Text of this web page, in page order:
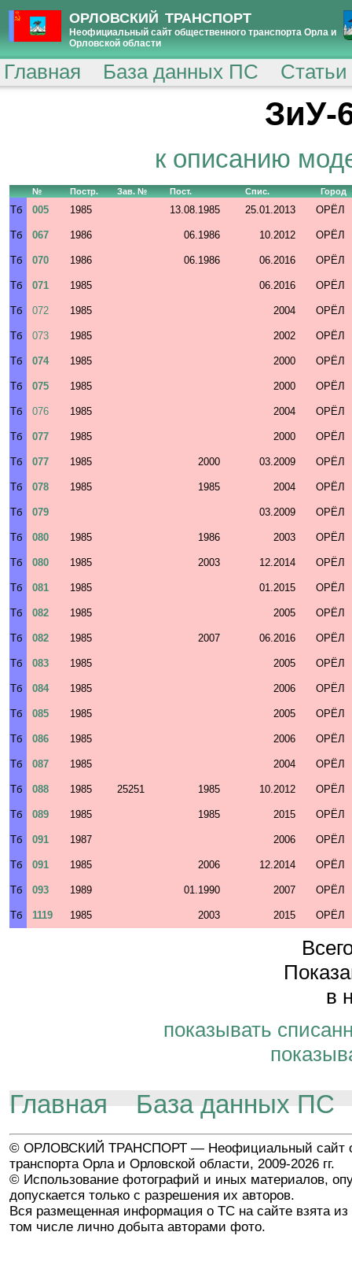
ОРЛОВСКИЙ ТРАНСПОРТ
Неофициальный сайт общественного транспорта Орла и
Орловской области
Главная База данных ПС
ЗиУ-
к описанию
№ Постр. Зав. № Пост. Спис. Город
Тб 005 1985 13.08.1985 25.01.2013 ОРЁЛ
Тб 067 1986 06.1986 10.2012 ОРЁЛ
Тб 070 1986 06.1986 06.2016 ОРЁЛ
Тб 071 1985 06.2016 ОРЁЛ
Тб 072 1985 2004 ОРЁЛ
Тб 073 1985 2002 ОРЁЛ
Тб 074 1985 2000 ОРЁЛ
Тб 075 1985 2000 ОРЁЛ
Тб 076 1985 2004 ОРЁЛ
Тб 077 1985 2000 ОРЁЛ
Тб 077 1985 2000 03.2009 ОРЁЛ
Тб 078 1985 1985 2004 ОРЁЛ
Тб 079 03.2009 ОРЁЛ
Тб 080 1985 1986 2003 ОРЁЛ
Тб 080 1985 2003 12.2014 ОРЁЛ
Тб 081 1985 01.2015 ОРЁЛ
Тб 082 1985 2005 ОРЁЛ
Тб 082 1985 2007 06.2016 ОРЁЛ
Тб 083 1985 2005 ОРЁЛ
Тб 084 1985 2006 ОРЁЛ
Тб 085 1985 2005 ОРЁЛ
Тб 086 1985 2006 ОРЁЛ
Тб 087 1985 2004 ОРЁЛ
Тб 088 1985 25251 1985 10.2012 ОРЁЛ
Тб 089 1985 1985 2015 ОРЁЛ
Тб 091 1987 2006 ОРЁЛ
Тб 091 1985 2006 12.2014 ОРЁЛ
Тб 093 1989 01.1990 2007 ОРЁЛ
Тб 1119 1985 2003 2015 ОРЁЛ
в
показывать
Главная База данных ПС
© ОРЛОВСКИЙ ТРАНСПОРТ — Неофициальный сайт
транспорта Орла и Орловской области, 2009-2026 гг.
© Использование фотографий и иных материалов,
допускается только с разрешения их авторов.
Вся размещенная информация о ТС на сайте взята из
том числе лично добыта авторами фото.